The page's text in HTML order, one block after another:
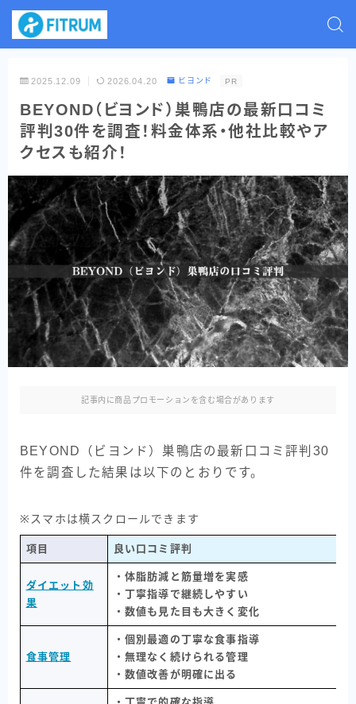
2025.12.09 2026.04.20 ビヨンド PR
BEYOND（ビヨンド）巣鴨店の最新口コミ
評判30件を調査！料金体系・他社比較やア
クセスも紹介！
記事内に商品プロモーションを含む場合があります
BEYOND（ビヨンド）巣鴨店の最新口コミ評判30
件を調査した結果は以下のとおりです。
※スマホは横スクロールできます
項目 良い口コミ評判
ダイエット効
果
・体脂肪減と筋量増を実感
・丁寧指導で継続しやすい
・数値も見た目も大きく変化
食事管理
・個別最適の丁寧な食事指導
・無理なく続けられる管理
・数値改善が明確に出る